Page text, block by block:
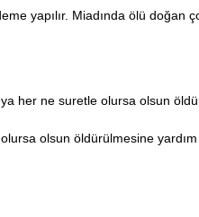
yapılır. Miadında ölü doğan
her ne suretle olursa olsun
olsun öldürülmesine